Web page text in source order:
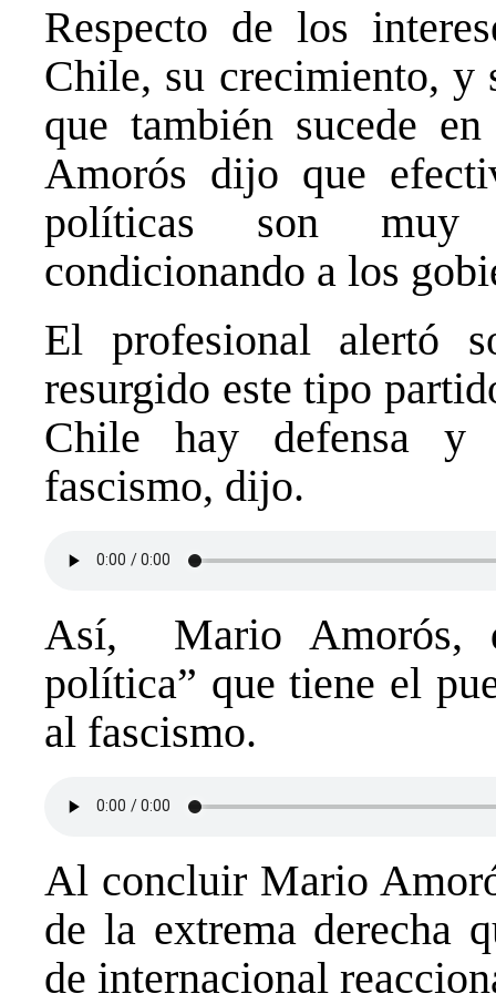
Respecto de los
Chile, su crecimiento, y
que también sucede
Amorós dijo que
políticas son muy
condicionando a los
El profesional alertó
resurgido este tipo
Chile hay defensa y
fascismo, dijo.
Así, Mario Amorós,
política” que tiene el
al fascismo.
Al concluir Mario
de la extrema derecha
de internacional